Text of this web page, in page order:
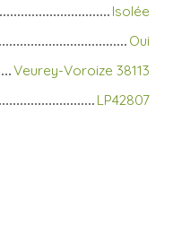
Isolée
Oui
Veurey-Voroize 38113
LP42807